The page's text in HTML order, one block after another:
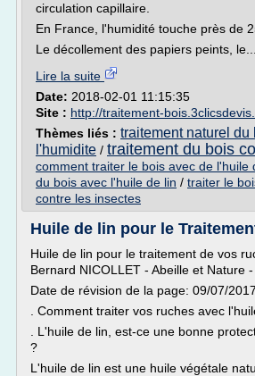
circulation capillaire.
En France, l'humidité touche près de
Le décollement des papiers peints, le...
Lire la suite
Date: 2018-02-01 11:15:35
Site : http://traitement-
Thèmes liés : traitement naturel du
l'humidite / traitement du bois
comment traiter le bois avec de l'huile
du bois avec l'huile de lin / traiter le
contre les insectes
Huile de lin pour le
Huile de lin pour le traitement de
Bernard NICOLLET - Abeille et Nature -
Date de révision de la page: 09/07/2017
. Comment traiter vos ruches avec
. L'huile de lin, est-ce une bonne
?
L'huile de lin est une huile végétale